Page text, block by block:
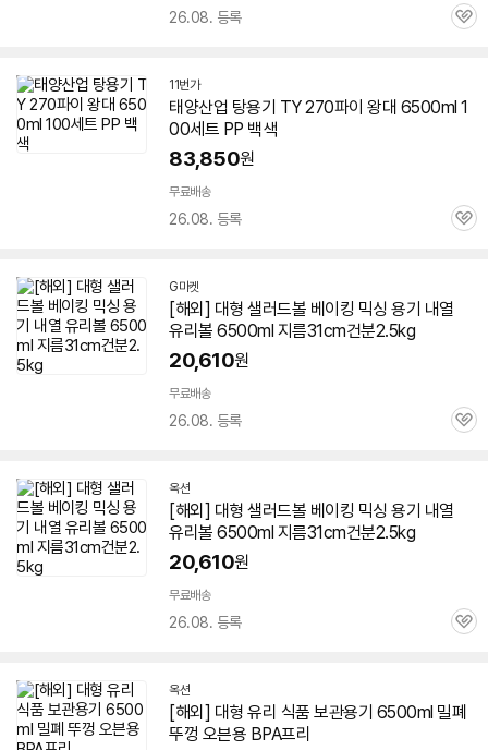
26.08. 등록
관
11번가
태양산업 탕용기 TY 270파이 왕대 6500ml 1
00세트 PP 백색
83,850원
무료배송
26.08. 등록
관
G마켓
[해외] 대형 샐러드볼 베이킹 믹싱 용기 내열
유리볼 6500ml 지름31cm건분2.5kg
20,610원
무료배송
26.08. 등록
관
옥션
[해외] 대형 샐러드볼 베이킹 믹싱 용기 내열
유리볼 6500ml 지름31cm건분2.5kg
20,610원
무료배송
26.08. 등록
관
옥션
[해외] 대형 유리 식품 보관용기 6500ml 밀폐
뚜껑 오븐용 BPA프리